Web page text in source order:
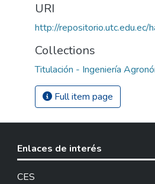
URI
http://
Collections
Titulación - Ingeniería
Full item page
Enlaces de interés
CES